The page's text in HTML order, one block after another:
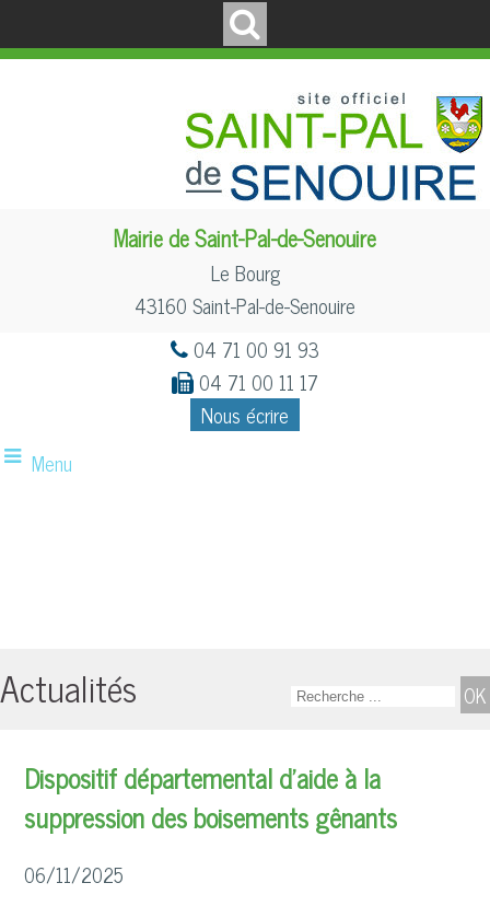
Mairie de Saint-Pal-de-Senouire
Le Bourg
43160 Saint-Pal-de-Senouire
04 71 00 91 93
04 71 00 11 17
Nous écrire
Menu
Actualités
Dispositif départemental d’aide à la
suppression des boisements gênants
06/11/2025